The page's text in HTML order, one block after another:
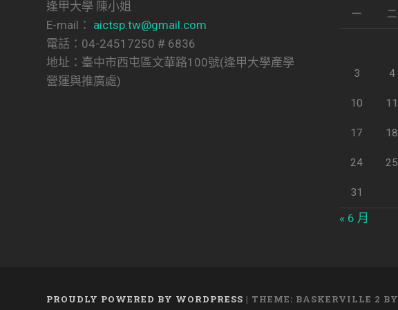
逢甲大學 陳小姐
E-mail： aictsp.tw@gmail.com
電話：04-24517250 # 6836
地址：臺中市西屯區文華路100號(逢甲大學產學
營運與推廣處)
一 二
3 4
10 11
17 18
24 25
31
« 6 月
PROUDLY POWERED BY WORDPRESS | THEME: BASKERVILLE 2 BY